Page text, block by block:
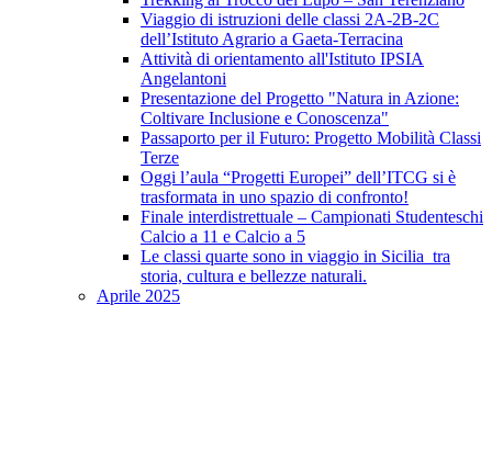
Viaggio di istruzioni delle classi 2A-2B-2C
dell’Istituto Agrario a Gaeta-Terracina
Attività di orientamento all'Istituto IPSIA
Angelantoni
Presentazione del Progetto "Natura in Azione:
Coltivare Inclusione e Conoscenza"
Passaporto per il Futuro: Progetto Mobilità Classi
Terze
Oggi l’aula “Progetti Europei” dell’ITCG si è
trasformata in uno spazio di confronto!
Finale interdistrettuale – Campionati Studenteschi
Calcio a 11 e Calcio a 5
Le classi quarte sono in viaggio in Sicilia tra
storia, cultura e bellezze naturali.
Aprile 2025